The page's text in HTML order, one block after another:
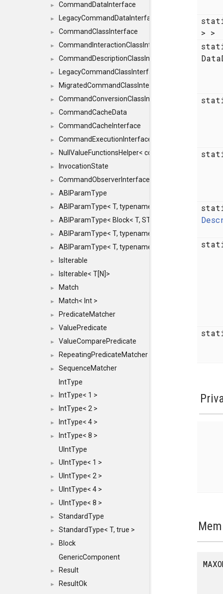
► CommandDataInterface
► LegacyCommandDataInterface
► CommandClassInterface
► CommandInteractionClassInterface
► CommandDescriptionClassInterface
► LegacyCommandClassInterface
► MigratedCommandClassInterface
► CommandConversionClassInterface
► CommandCacheData
► CommandCacheInterface
► CommandExecutionInterface
► NullValueFunctionsHelper< const Result<
► InvocationState
► CommandObserverInterface
► ABIParamType
► ABIParamType< T, typename std::enable_if<
► ABIParamType< Block< T, STRIDED, MOVE > >
► ABIParamType< T, typename std::enable_if<
► ABIParamType< T, typename std::enable_if<
► IsIterable
► IsIterable< T[N]>
► Match
► Match< Int >
► PredicateMatcher
► ValuePredicate
► ValueComparePredicate
► RepeatingPredicateMatcher
►
SequenceMatcher
IntType
► IntType< 1 >
► IntType< 2 >
► IntType< 4 >
►
IntType< 8 >
UIntType
► UIntType< 1 >
► UIntType< 2 >
► UIntType< 4 >
► UIntType< 8 >
► StandardType
► StandardType< T, true >
►
Block
GenericComponent
► Result
►
ResultOk
> >